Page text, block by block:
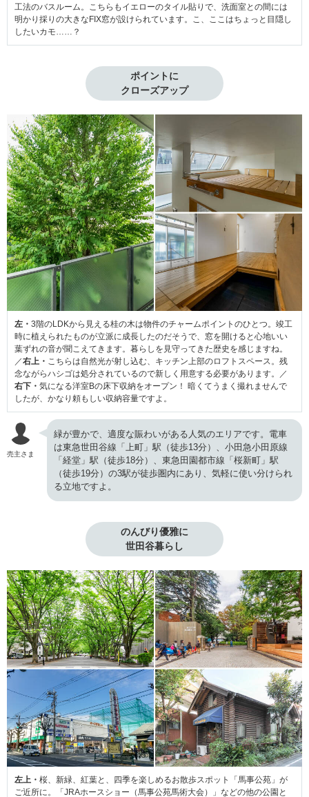
工法のバスルーム。こちらもイエローのタイル貼りで、洗面室との間には
明かり採りの大きなFIX窓が設けられています。こ、ここはちょっと目隠し
したいカモ……？
ポイントに
クローズアップ
左・ 3階のLDKから見える桂の木は物件のチャームポイントのひとつ。竣工
時に植えられたものが立派に成長したのだそうで、窓を開けると心地いい
葉ずれの音が聞こえてきます。暮らしを見守ってきた歴史を感じますね。
／右上・ こちらは自然光が射し込む、キッチン上部のロフトスペース。残
念ながらハシゴは処分されているので新しく用意する必要があります。／
右下・ 気になる洋室Bの床下収納をオープン！ 暗くてうまく撮れませんで
したが、かなり頼もしい収納容量ですよ。
売主さま
緑が豊かで、適度な賑わいがある人気のエリアです。電車
は東急世田谷線「上町」駅（徒歩13分）、小田急小田原線
「経堂」駅（徒歩18分）、東急田園都市線「桜新町」駅
（徒歩19分）の3駅が徒歩圏内にあり、気軽に使い分けられ
る立地ですよ。
のんびり優雅に
世田谷暮らし
左上・ 桜、新緑、紅葉と、四季を楽しめるお散歩スポット「馬事公苑」が
ご近所に。「JRAホースショー（馬事公苑馬術大会）」などの他の公園と